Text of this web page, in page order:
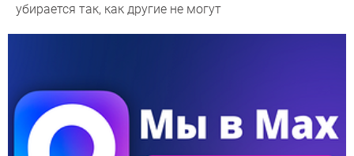
убирается так, как другие не могут